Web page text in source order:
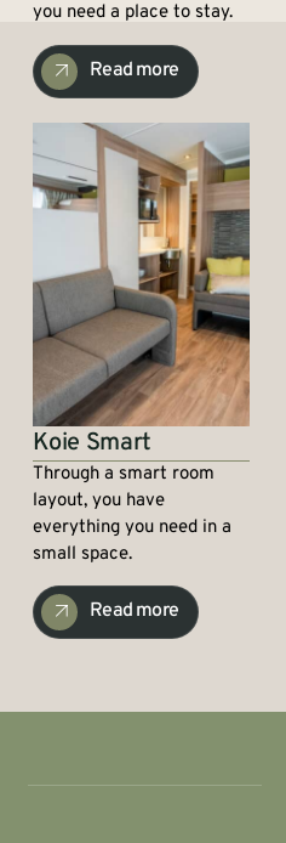
you need a place to stay.
Read more
Koie Smart
Through a smart room
layout, you have
everything you need in a
small space.
Read more